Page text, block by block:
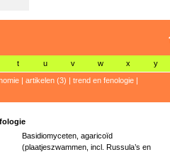
t u v w x y
| artikelen (3) | trend en fenologie|
Basidiomyceten, agaricoïd
(plaatjeszwammen, incl. Russula’s en